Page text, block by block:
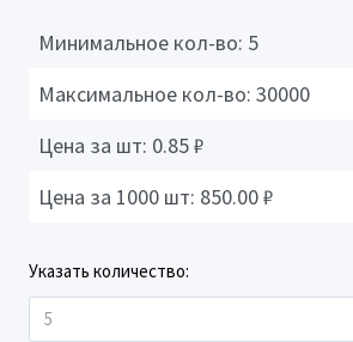
Минимальное кол-во: 5
Максимальное кол-во: 30000
Цена за шт: 0.85₽
Цена за 1000 шт: 850.00₽
Указать количество: